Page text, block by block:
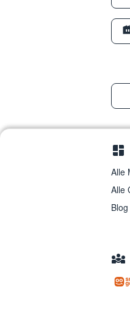
Alle
Alle
Blog